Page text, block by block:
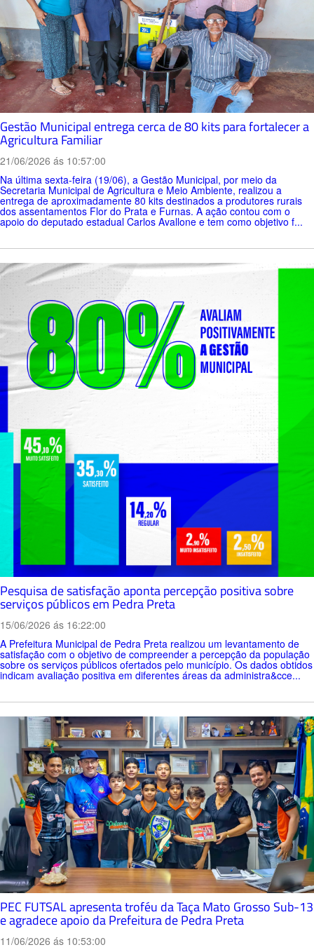
Gestão Municipal entrega cerca de 80 kits para fortalecer a
Agricultura Familiar
21/06/2026 ás 10:57:00
Na última sexta-feira (19/06), a Gestão Municipal, por meio da
Secretaria Municipal de Agricultura e Meio Ambiente, realizou a
entrega de aproximadamente 80 kits destinados a produtores rurais
dos assentamentos Flor do Prata e Furnas. A ação contou com o
apoio do deputado estadual Carlos Avallone e tem como objetivo f...
Pesquisa de satisfação aponta percepção positiva sobre
serviços públicos em Pedra Preta
15/06/2026 ás 16:22:00
A Prefeitura Municipal de Pedra Preta realizou um levantamento de
satisfação com o objetivo de compreender a percepção da população
sobre os serviços públicos ofertados pelo município. Os dados obtidos
indicam avaliação positiva em diferentes áreas da administra&cce...
PEC FUTSAL apresenta troféu da Taça Mato Grosso Sub-13
e agradece apoio da Prefeitura de Pedra Preta
11/06/2026 ás 10:53:00